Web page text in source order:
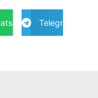
Telegram